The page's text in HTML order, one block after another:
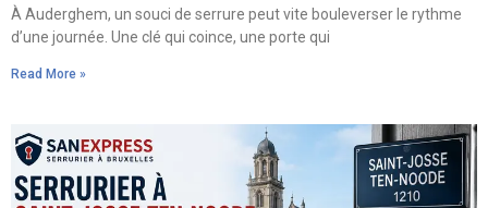
À Auderghem, un souci de serrure peut vite bouleverser le rythme
d’une journée. Une clé qui coince, une porte qui
Read More »